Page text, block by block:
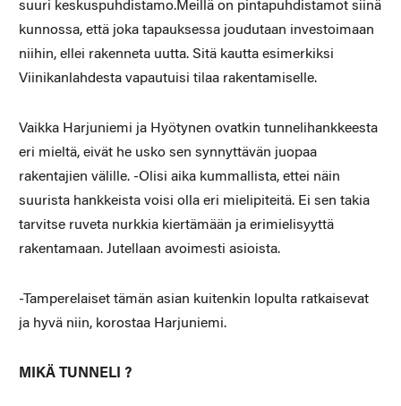
suuri keskuspuhdistamo.Meillä on pintapuhdistamot siinä
kunnossa, että joka tapauksessa joudutaan investoimaan
niihin, ellei rakenneta uutta. Sitä kautta esimerkiksi
Viinikanlahdesta vapautuisi tilaa rakentamiselle.
Vaikka Harjuniemi ja Hyötynen ovatkin tunnelihankkeesta
eri mieltä, eivät he usko sen synnyttävän juopaa
rakentajien välille. -Olisi aika kummallista, ettei näin
suurista hankkeista voisi olla eri mielipiteitä. Ei sen takia
tarvitse ruveta nurkkia kiertämään ja erimielisyyttä
rakentamaan. Jutellaan avoimesti asioista.
-Tamperelaiset tämän asian kuitenkin lopulta ratkaisevat
ja hyvä niin, korostaa Harjuniemi.
MIKÄ TUNNELI ?